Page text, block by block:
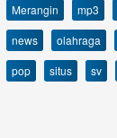
Merangin
mp3
news
olahraga
pop
situs sv